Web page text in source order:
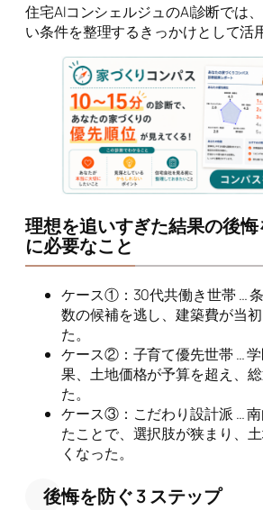
住宅AIコンシェルジュのAI診断では
い条件を整理するきっかけとして活
理想を追いすぎた結果の後
に必要なこと
ケース①：30代共働き世帯 …
数の候補を逃し、建築費が当
た。
ケース②：子育て優先世帯 …
果、土地価格が予算を超え、
た。
ケース③：こだわり設計派 …
たことで、選択肢が狭まり、
くなった。
後悔を防ぐ 3 ステップ